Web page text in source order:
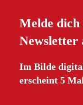
Melde dich
Newsletter
Im Bilde
erscheint 5